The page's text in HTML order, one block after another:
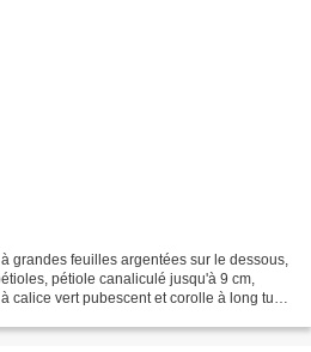
grandes feuilles argentées sur le dessous,
pétiole canaliculé jusqu'à 9 cm,
calice vert pubescent et corolle à long tube